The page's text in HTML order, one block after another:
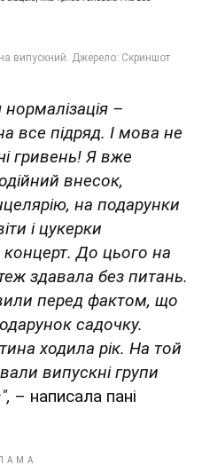
–
все підряд. І мова не
гривень! Я вже
внесок,
на подарунки
і цукерки
До цього на
теж здавала без питань.
перед фактом, що
садочку.
ходила рік. На той
випускні групи
– написала пані